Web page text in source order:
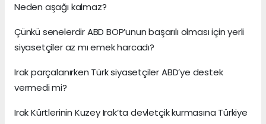
Neden aşağı kalmaz?
Çünkü senelerdir ABD BOP’unun başarılı olması için yerli
siyasetçiler az mı emek harcadı?
Irak parçalanırken Türk siyasetçiler ABD’ye destek
vermedi mi?
Irak Kürtlerinin Kuzey Irak’ta devletçik kurmasına Türkiye